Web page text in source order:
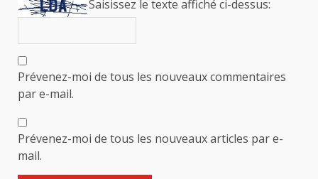
Saisissez le texte affiché ci-dessus:
Prévenez-moi de tous les nouveaux commentaires
par e-mail.
Prévenez-moi de tous les nouveaux articles par e-
mail.